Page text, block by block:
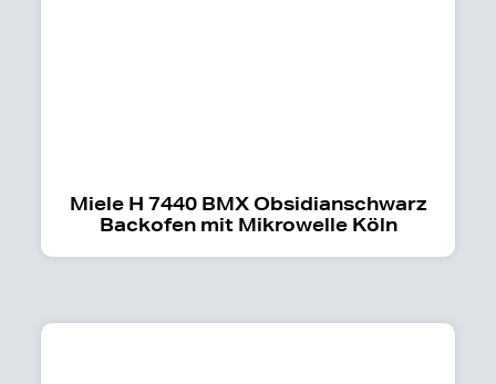
Miele H 7440 BMX Obsidianschwarz
Backofen mit Mikrowelle Köln